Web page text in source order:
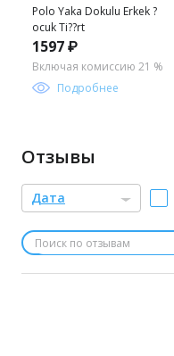
Polo Yaka Dokulu Erkek ?
ocuk Ti??rt
1597 ₽
Включая комиссию 21 %
Подробнее
Отзывы
Дата